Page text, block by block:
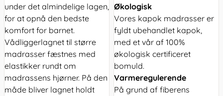
under det almindelige lagen,
for at opnå den bedste
komfort for barnet.
Vådliggerlagnet til større
madrasser fæstnes med
elastikker rundt om
madrassens hjørner. På den
måde bliver lagnet holdt
Økologisk
Vores kapok madrasser er
fyldt ubehandlet kapok,
med et vår af 100%
økologisk certificeret
bomuld.
Varmeregulerende
På grund af fiberens